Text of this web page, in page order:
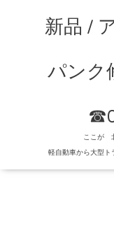
新品 /
パンク
ここが
軽自動車から大型